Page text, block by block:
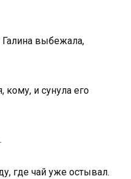
выбежала,
кому, и сунула его
где чай уже остывал.